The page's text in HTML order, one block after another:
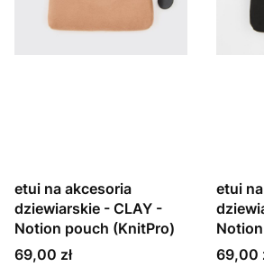
etui na akcesoria
dziewiarskie - CLAY -
Notion pouch (KnitPro)
Cena
69,00 zł
etui
Cena
69,00